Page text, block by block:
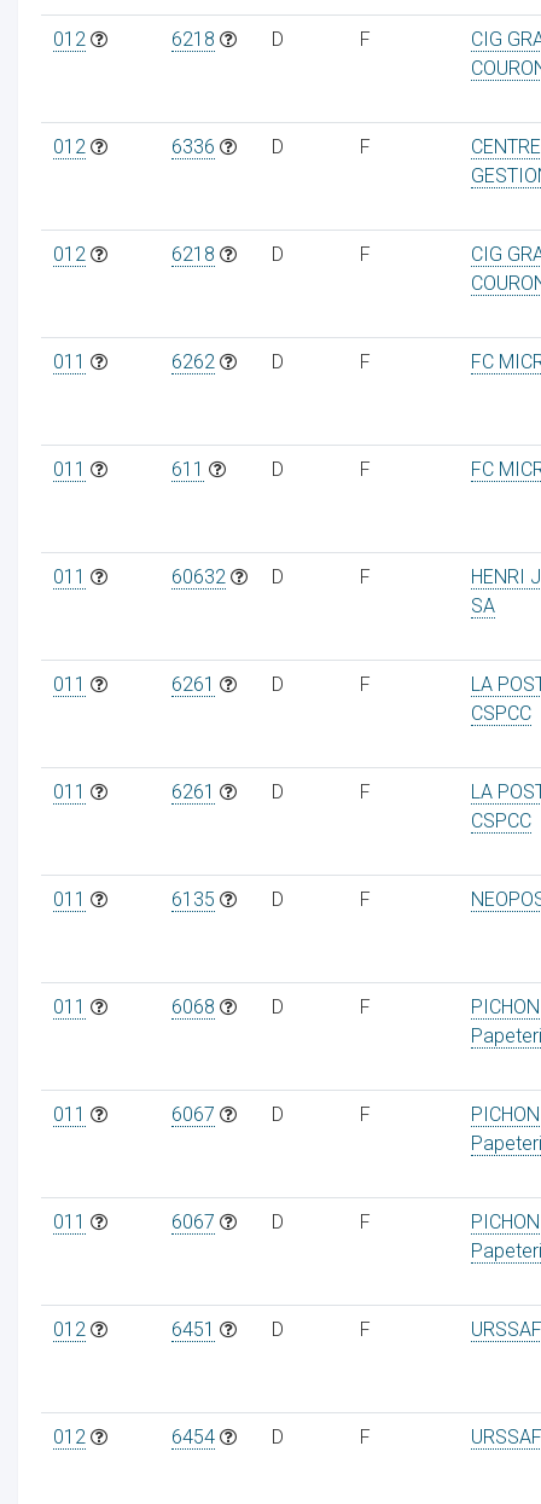
012 6218 D F
CIG
012 6336 D F
012 6218 D F
CIG
011 6262 D F FC
011 611 D F FC
011 60632 D F
HENRI
SA
011 6261 D F
LA
CSPCC
011 6261 D F
LA
CSPCC
011 6135 D F
011 6068 D F
PICHON
011 6067 D F
PICHON
011 6067 D F
PICHON
012 6451 D F
012 6454 D F